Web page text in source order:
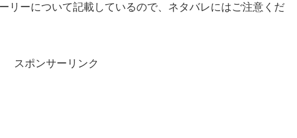
リーについて記載しているので、ネタバレにはご注意くだ
スポンサーリンク